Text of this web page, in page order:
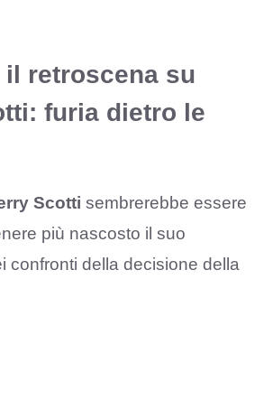
il retroscena su
furia dietro le
Scotti sembrerebbe essere
più nascosto il suo
confronti della decisione della